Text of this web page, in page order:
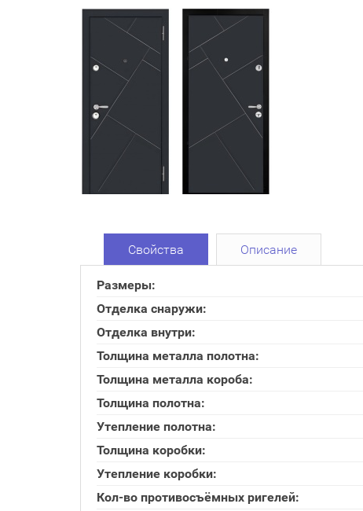
Свойства Описание
Размеры:
Отделка снаружи:
Отделка внутри:
Толщина металла полотна:
Толщина металла короба:
Толщина полотна:
Утепление полотна:
Толщина коробки:
Утепление коробки:
Кол-во противосъёмных ригелей: